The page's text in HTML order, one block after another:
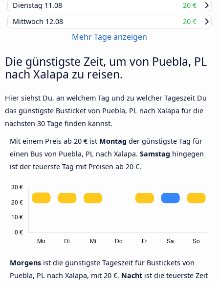
Dienstag 11.08
20 €
Mittwoch 12.08 20 €
Mehr Tage anzeigen
Die günstigste Zeit, um von Puebla, PL
nach Xalapa zu reisen.
Hier siehst Du, an welchem Tag und zu welcher Tageszeit Du
das günstigste Busticket von Puebla, PL nach Xalapa für die
nächsten 30 Tage finden kannst.
Mit einem Preis ab 20 € ist Montag der günstigste Tag für
einen Bus von Puebla, PL nach Xalapa. Samstag hingegen
ist der teuerste Tag mit Preisen ab 20 €.
Morgens ist die günstigste Tageszeit für Bustickets von
Puebla, PL nach Xalapa, mit 20 €. Nacht ist die teuerste Zeit